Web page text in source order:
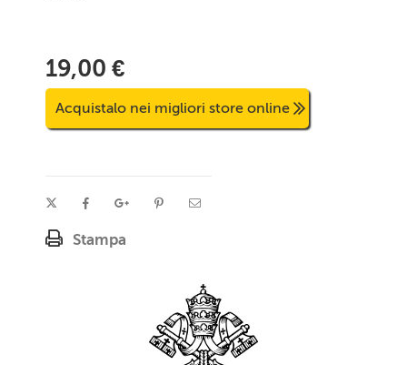
19,00 €
Acquistalo nei migliori store online
Stampa